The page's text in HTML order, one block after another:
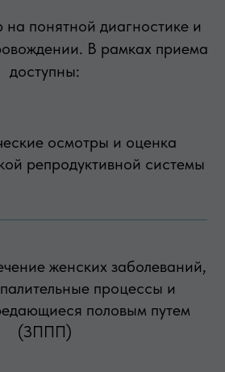
понятной диагностике и
В рамках приема
доступны:
осмотры и оценка
репродуктивной системы
женских заболеваний,
процессы и
половым путем
(ЗППП)